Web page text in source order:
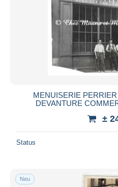
MENUISERIE
DEVANTURE
±
Status
Neu